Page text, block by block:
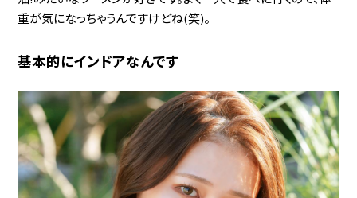
重が気になっちゃうんですけどね(笑)。
基本的にインドアなんです